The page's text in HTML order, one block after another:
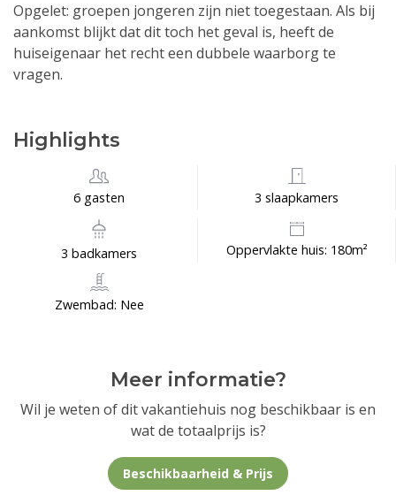
Opgelet: groepen jongeren zijn niet toegestaan. Als bij
aankomst blijkt dat dit toch het geval is, heeft de
huiseigenaar het recht een dubbele waarborg te
vragen.
Highlights
6 gasten 3 slaapkamers
3 badkamers Oppervlakte huis: 180m²
Zwembad: Nee
Meer informatie?
Wil je weten of dit vakantiehuis nog beschikbaar is en
wat de totaalprijs is?
Beschikbaarheid & Prijs